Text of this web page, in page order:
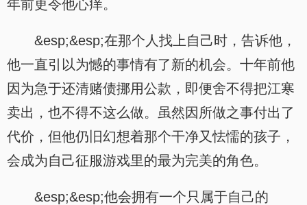
年前更令他心痒。
&esp;&esp;在那个人找上自己时，告诉他，
他一直引以为憾的事情有了新的机会。十年前他
因为急于还清赌债挪用公款，即便舍不得把江寒
卖出，也不得不这么做。虽然因所做之事付出了
代价，但他仍旧幻想着那个干净又怯懦的孩子，
会成为自己征服游戏里的最为完美的角色。
&esp;&esp;他会拥有一个只属于自己的